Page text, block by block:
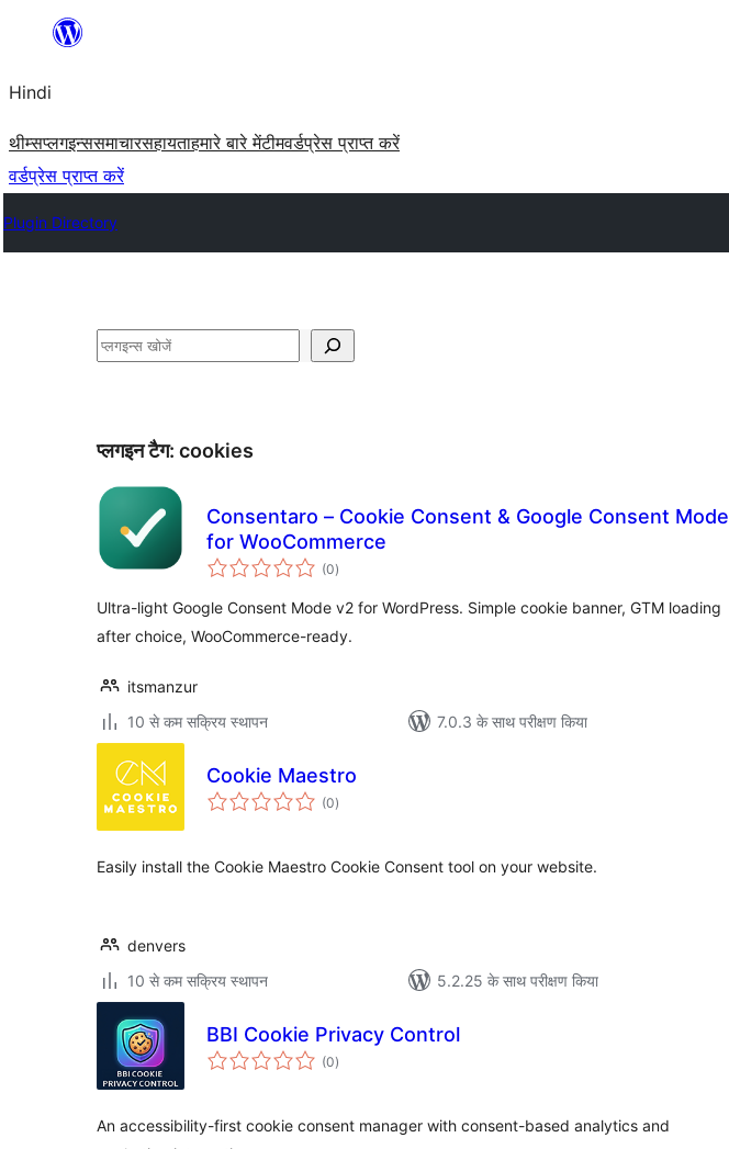
सामग्री
जाएं
Hindi
थीम्सप्लगइन्ससमाचारसहायताहमारे बारे मेंटीमवर्डप्रेस प्राप्त करें
वर्डप्रेस प्राप्त करें
Plugin Directory
खोजें
प्लगइन टैग: cookies
Consentaro – Cookie Consent & Google Consent Mode
for WooCommerce
(0कुल
दर)
Ultra-light Google Consent Mode v2 for WordPress. Simple cookie banner, GTM loading
after choice, WooCommerce-ready.
itsmanzur
10 से कम सक्रिय स्थापन
7.0.3 के साथ परीक्षण किया
Cookie Maestro
(0कुल
दर)
Easily install the Cookie Maestro Cookie Consent tool on your website.
denvers
10 से कम सक्रिय स्थापन
5.2.25 के साथ परीक्षण किया
BBI Cookie Privacy Control
(0कुल
दर)
An accessibility-first cookie consent manager with consent-based analytics and